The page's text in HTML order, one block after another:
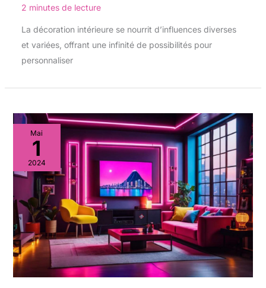
2 minutes de lecture
La décoration intérieure se nourrit d’influences diverses
et variées, offrant une infinité de possibilités pour
personnaliser
Mai
1
2024